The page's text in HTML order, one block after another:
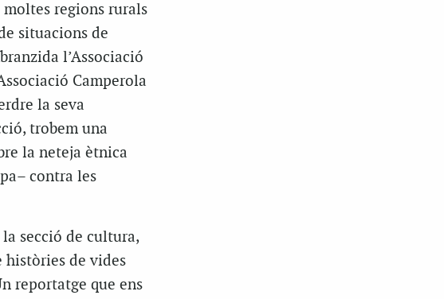
moltes regions rurals
situacions de
l’Associació
Camperola
la seva
trobem una
la neteja ètnica
contra les
la secció de cultura,
històries de vides
reportatge que ens